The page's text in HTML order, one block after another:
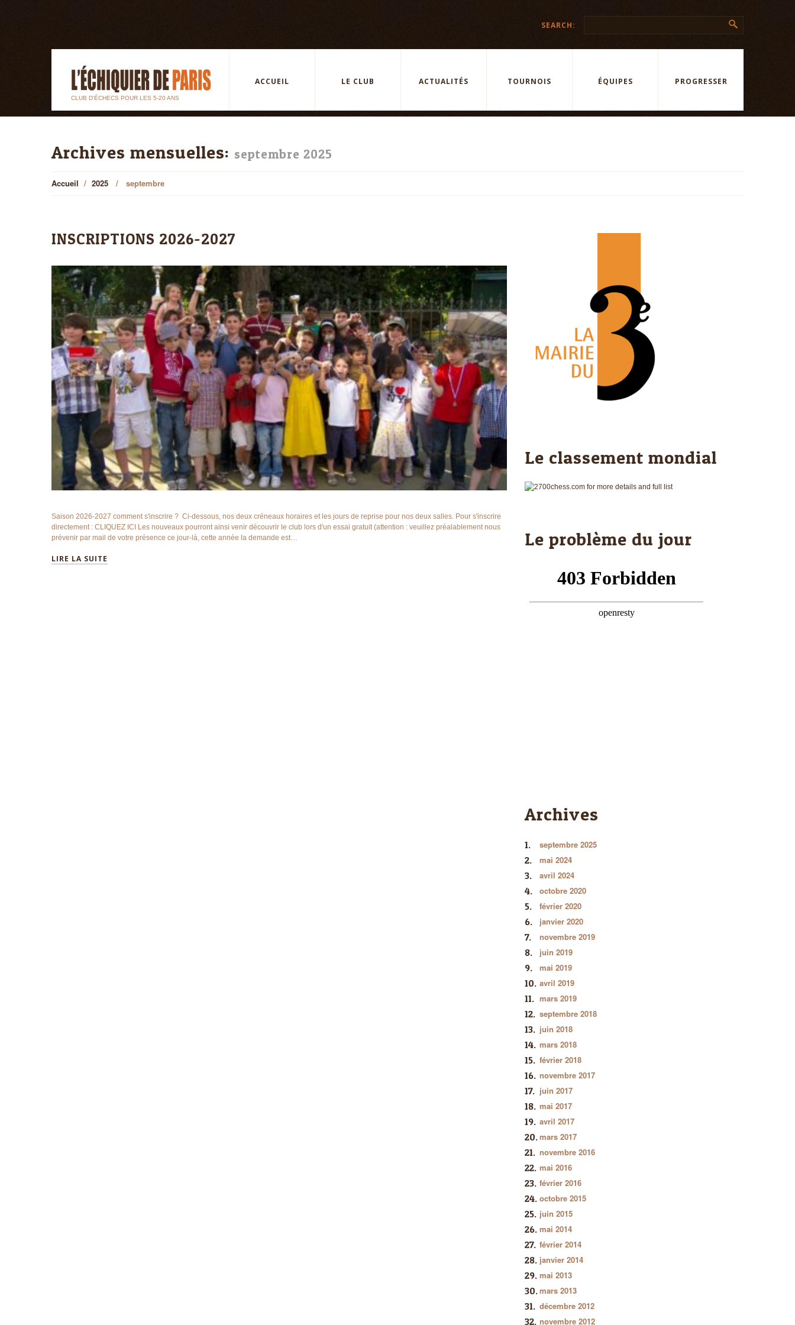
SEARCH:
CLUB D'ÉCHECS POUR LES 5-20 ANS
ACCUEIL LE CLUB ACTUALITÉS TOURNOIS ÉQUIPES PROGRESSER
Archives mensuelles: septembre 2025
Accueil 2025 septembre
INSCRIPTIONS 2026-2027
Saison 2026-2027 comment s'inscrire ? Ci-dessous, nos deux créneaux horaires et les jours de reprise pour nos deux salles. Pour s'inscrire
directement : CLIQUEZ ICI Les nouveaux pourront ainsi venir découvrir le club lors d'un essai gratuit (attention : veuillez préalablement nous
prévenir par mail de votre présence ce jour-là, cette année la demande est…
LIRE LA SUITE
Le classement mondial
Le problème du jour
Archives
septembre 2025
mai 2024
avril 2024
octobre 2020
février 2020
janvier 2020
novembre 2019
juin 2019
mai 2019
avril 2019
mars 2019
septembre 2018
juin 2018
mars 2018
février 2018
novembre 2017
juin 2017
mai 2017
avril 2017
mars 2017
novembre 2016
mai 2016
février 2016
octobre 2015
juin 2015
mai 2014
février 2014
janvier 2014
mai 2013
mars 2013
décembre 2012
novembre 2012